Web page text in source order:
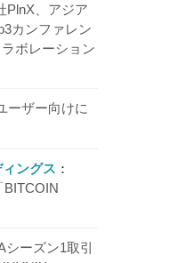
PlnX、アジア
カンファレン
ボレーション
ーザー向けに
ングス
BITCOIN
シーズン1取引